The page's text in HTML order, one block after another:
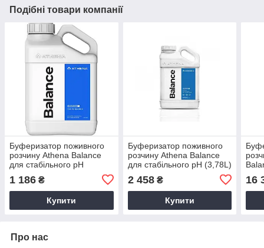
Подібні товари компанії
Буферизатор поживного
розчину Athena Balance
для стабільного pH
1 186 ₴
Купити
Буферизатор поживного
розчину Athena Balance
для стабільного pH (3,78L)
2 458₴
Купити
16
Про нас